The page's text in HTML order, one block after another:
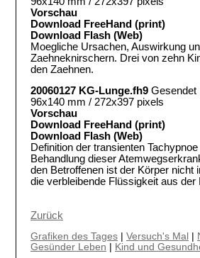
Vorschau
Download FreeHand (print)
Download Flash (Web)
Moegliche Ursachen, Auswirkung
Zaehneknirschern. Drei von zehn
den Zaehnen.
20060127 KG-Lunge.fh9 Gesendet
96x140 mm / 272x397 pixels
Vorschau
Download FreeHand (print)
Download Flash (Web)
Definition der transienten
Behandlung dieser
den Betroffenen ist der Körper nicht
die verbleibende Flüssigkeit aus der
Zurück
Grafiken des Tages | Versuch's Mal |
Gesünder Leben | Kind und